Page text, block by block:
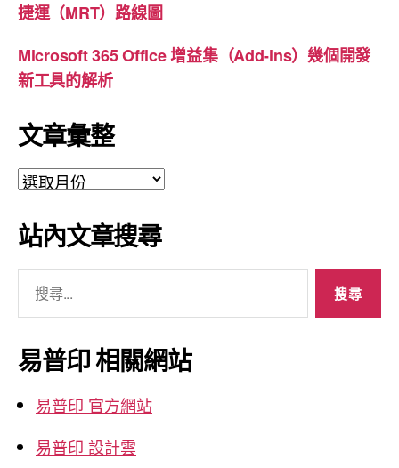
捷運（MRT）路線圖
Microsoft 365 Office 增益集（Add-ins）幾個開發
新工具的解析
文章彙整
文
彙
整
站內文章搜尋
關
鍵
字:
易普印 相關網站
易普印 官方網站
易普印 設計雲